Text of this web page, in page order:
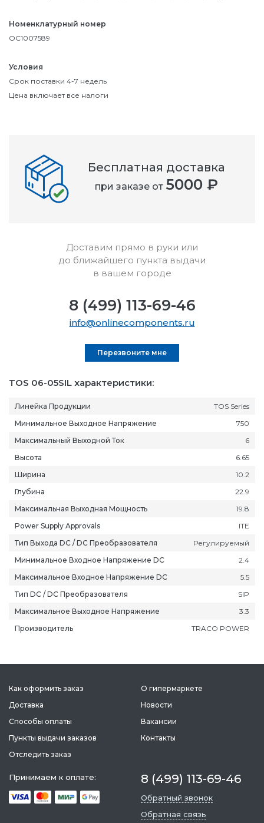
Номенклатурный номер
OC1007589
Условия
Срок поставки 4-7 недель
Цена включает все налоги
TOS 06-05SIL характеристики:
Линейка Продукции
TOS Series
Минимальное Выходное Напряжение
750
Максимальный Выходной Ток
6
Высота
6.65
Ширина
10.2
Глубина
22.9
Максимальная Выходная Мощность
19.8
Power Supply Approvals
ITE
Тип Выхода DC / DC Преобразователя
Регулируемый
Минимальное Входное Напряжение DC
2.4
Максимальное Входное Напряжение DC
5.5
Тип DC / DC Преобразователя
SIP
Максимальное Выходное Напряжение
3.3
Производитель
TRACO POWER
Бесплатная доставка
при заказе от 5000 ₽
Доставим прямо в руки или
до ближайшего пункта выдачи
в вашем городе
8 (499) 113-69-46
info@onlinecomponents.ru
Перезвоните мне
Как оформить заказ
Доставка
Способы оплаты
Пункты выдачи заказов
Отследить заказ
О гипермаркете
Новости
Вакансии
Контакты
Принимаем к оплате: 8 (499) 113-69-46
Обратный звонок
Обратная связь
Магнитогорск
Махачкала
Междуреченск
Мурманск
Новосибирск
Омск
Оренбург
Орёл
Петрозаводск